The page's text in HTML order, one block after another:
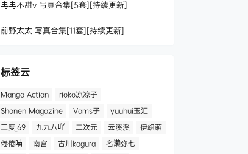
冉冉不甜v 写真合集[5套][持续更新]
前野太太 写真合集[11套][持续更新]
标签云
Manga Action
rioko凉凉子
Shonen Magazine
Vams子
yuuhui玉汇
三度_69
九九八吖 二次元 云溪溪
伊织萌
倦倦喵
南宫 古川kagura
名濑弥七